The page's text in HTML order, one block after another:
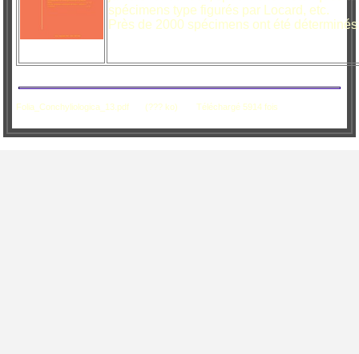
spécimens type figurés par Locard, etc.
Près de 2000 spécimens ont été
Folia_Conchyliologica_13.pdf (??? ko) Téléchargé 5914 fois